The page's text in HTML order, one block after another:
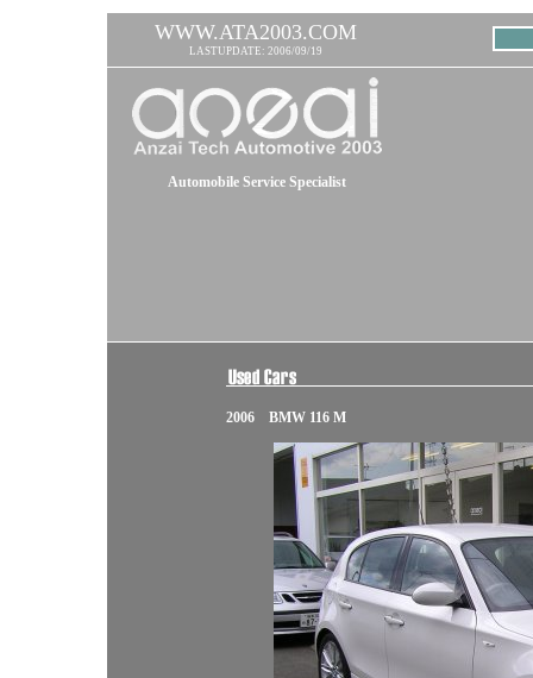
WWW.ATA2003.COM
LASTUPDATE: 2006/09/19
Automobile Service Specialist
2006 BMW 116 M